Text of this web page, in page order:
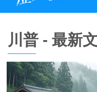
川普 - 最新